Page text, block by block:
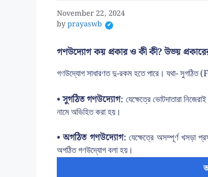
November 22, 2024
byprayaswb
গণউদ্যোগ কয় প্রকার ও কী কী? উভয়
গণউদ্যোগ সাধারণত দু-রকম হতে পারে। যথা-
• সুগঠিত গণউদ্যোগ: যেক্ষেত্রে ভোটদাতারা
নামে অভিহিত করা হয়।
• অগঠিত গণউদ্যোগ: যেক্ষেত্রে অসম্পূর্ণ খসড়া
অগঠিত গণউদ্যোগ বলা হয়।